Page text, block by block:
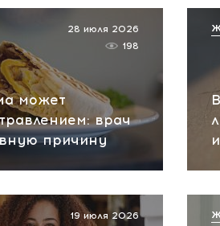
может
врач
причину
28 июля 2026
198
19 июля 2026